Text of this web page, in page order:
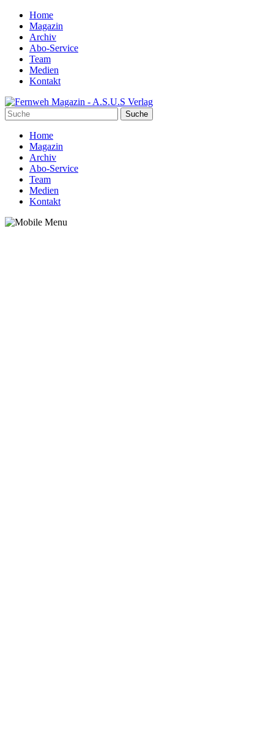
Home
Magazin
Archiv
Abo-Service
Team
Medien
Kontakt
Home
Magazin
Archiv
Abo-Service
Team
Medien
Kontakt